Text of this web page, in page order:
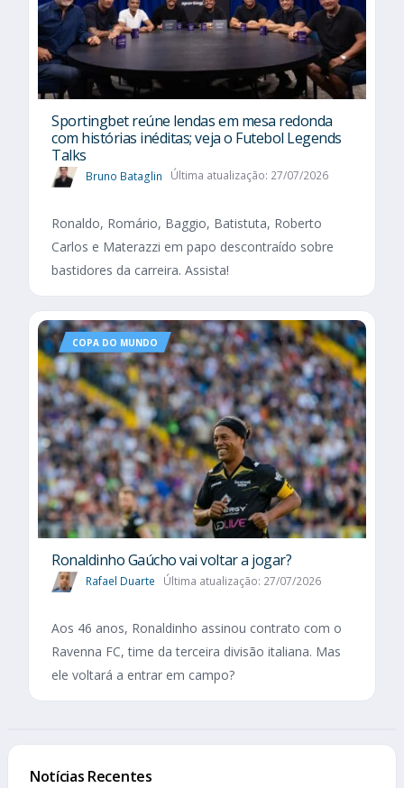
Sportingbet reúne lendas em mesa redonda
com histórias inéditas; veja o Futebol Legends
Talks
Bruno Bataglin Última atualização: 27/07/2026
Ronaldo, Romário, Baggio, Batistuta, Roberto
Carlos e Materazzi em papo descontraído sobre
bastidores da carreira. Assista!
COPA DO MUNDO
Ronaldinho Gaúcho vai voltar a jogar?
Rafael Duarte Última atualização: 27/07/2026
Aos 46 anos, Ronaldinho assinou contrato com o
Ravenna FC, time da terceira divisão italiana. Mas
ele voltará a entrar em campo?
Notícias Recentes